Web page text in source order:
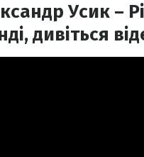
Усик –
дивіться